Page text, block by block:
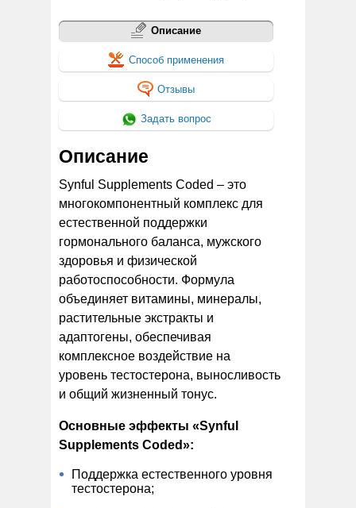
Описание
Способ применения
Отзывы
Задать вопрос
Описание
Synful Supplements Coded – это
многокомпонентный комплекс для
естественной поддержки
гормонального баланса, мужского
здоровья и физической
работоспособности. Формула
объединяет витамины, минералы,
растительные экстракты и
адаптогены, обеспечивая
комплексное воздействие на
уровень тестостерона, выносливость
и общий жизненный тонус.
Основные эффекты «Synful
Supplements Coded»:
Поддержка естественного уровня
тестостерона;